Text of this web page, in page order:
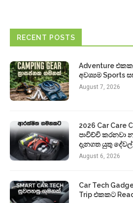
RECENT POSTS
Adventure
අවශ්‍යම Sports
August 7, 2026
2026 Car Care
පාවිච්චි කරනවා
දැනගත යුතු දේවල්
August 6, 2026
Car Tech
Trip එකකට